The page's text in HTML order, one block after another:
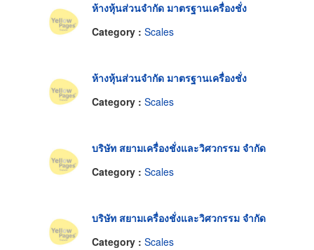
ห้างหุ้นส่วนจำกัด มาตรฐานเครื่องชั่ง
Category : Scales
ห้างหุ้นส่วนจำกัด มาตรฐานเครื่องชั่ง
Category : Scales
บริษัท สยามเครื่องชั่งและวิศวกรรม จำกัด
Category : Scales
บริษัท สยามเครื่องชั่งและวิศวกรรม จำกัด
Category : Scales